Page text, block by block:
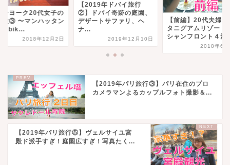
年ドバイ旅行
バイ奇跡の庭園、
ートサファリ、ヘ
2019年12月10日
【前編】20代夫婦デュシ
タニグアムリゾートオー
シャンフロント４泊５...
ニューヨーク20代女
１人旅③ 〜マンハッ
をciti bik...
2018年12
【2019年パリ旅行③】パリ在住のプロ
カメラマンよるカップルフォト撮影＆...
【2019年パリ旅行⑤】ヴェルサイユ宮
殿ド派手すぎ！庭園広すぎ！写真たく...